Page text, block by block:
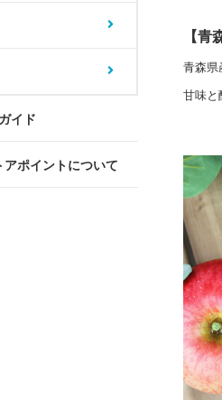
イド
ポイントについて
【青
青森県
甘味と